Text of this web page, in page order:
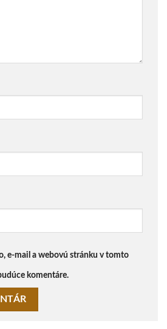
e-mail a webovú stránku v tomto
komentáre.